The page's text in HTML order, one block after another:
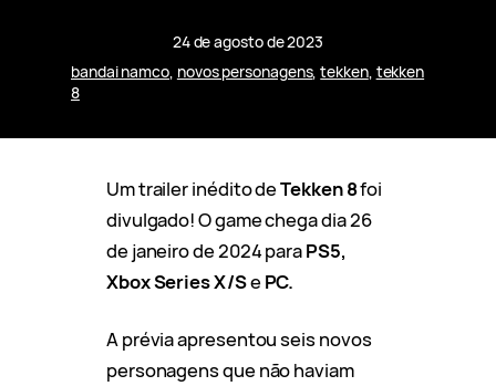
24 de agosto de 2023
bandai namco, novos personagens, tekken, tekken
8
Um trailer inédito deTekken 8foi
divulgado! O game chega dia 26
de janeiro de 2024 paraPS5,
Xbox Series X/SePC.
A prévia apresentou seis novos
personagens que não haviam